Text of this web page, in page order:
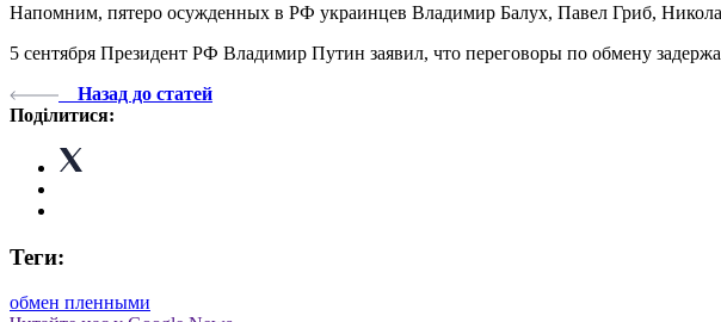
Напомним, пятеро осужденных в РФ украинцев Владимир Балух, Павел Гриб,
5 сентября Президент РФ Владимир Путин заявил, что переговоры по обмену
Назад до статей
Поділитися:
Теги:
обмен пленными